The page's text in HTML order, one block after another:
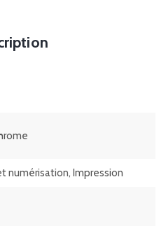
numérisation, Impression